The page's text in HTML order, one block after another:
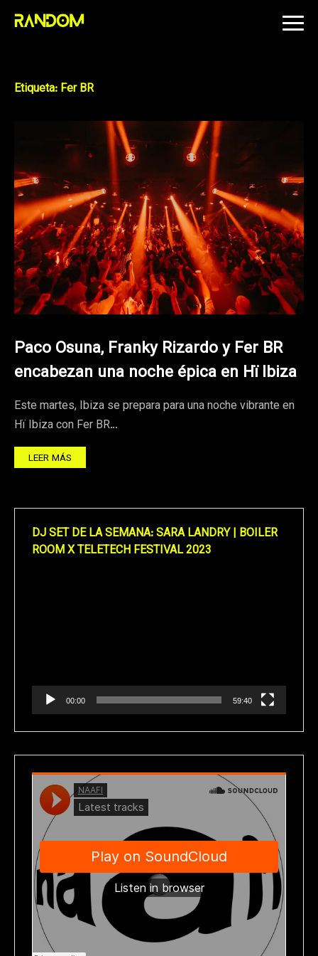
Skip
Etiqueta: Fer BR
Paco Osuna, Franky Rizardo y Fer BR
encabezan una noche épica en Hï Ibiza
Este martes, Ibiza se prepara para una noche vibrante en
Hï Ibiza con Fer BR…
LEER MÁS
DJ SET DE LA SEMANA: SARA LANDRY | BOILER
ROOM X TELETECH FESTIVAL 2023
00:00 59:40